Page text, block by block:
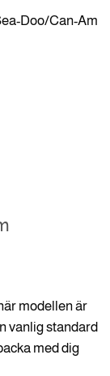
modellen är
vanlig standard
med dig